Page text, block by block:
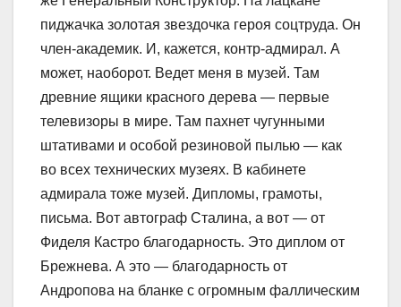
пиджачка золотая звездочка героя соцтруда. Он
член-академик. И, кажется, контр-адмирал. А
может, наоборот. Ведет меня в музей. Там
древние ящики красного дерева — первые
телевизоры в мире. Там пахнет чугунными
штативами и особой резиновой пылью — как
во всех технических музеях. В кабинете
адмирала тоже музей. Дипломы, грамоты,
письма. Вот автограф Сталина, а вот — от
Фиделя Кастро благодарность. Это диплом от
Брежнева. А это — благодарность от
Андропова на бланке с огромным фаллическим